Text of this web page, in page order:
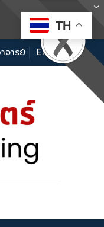
จารย์ EN
TH